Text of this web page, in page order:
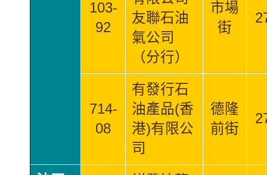
103-
92
友聯石油
氣公司
（分行）
市場
街
714-
08
有發行石
油產品(香
港)有限公
司
德隆
前街